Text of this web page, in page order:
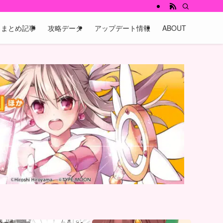
まとめ記事 攻略データ アップデート情報 ABOUT